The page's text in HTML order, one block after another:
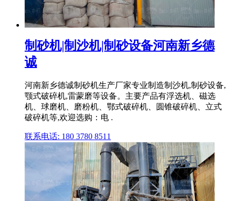
制砂机|制沙机|制砂设备河南新乡德
诚
河南新乡德诚制砂机生产厂家专业制造制沙机,制砂设备,
颚式破碎机,雷蒙磨等设备。主要产品有浮选机、磁选
机、球磨机、磨粉机、鄂式破碎机、圆锥破碎机、立式
破碎机等,欢迎选购：电 .
联系电话: 180 3780 8511